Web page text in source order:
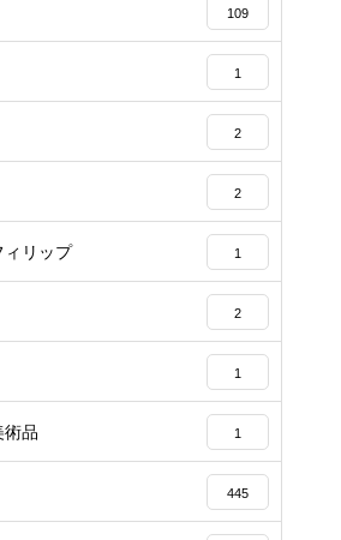
109
1
2
2
ィリップ 1
2
1
術品 1
445